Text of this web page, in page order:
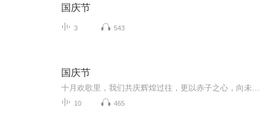
国庆节
3 543
国庆节
10 465